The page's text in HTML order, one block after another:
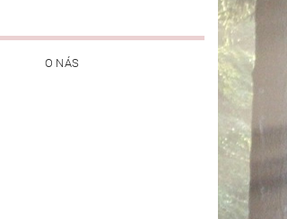
O NÁS